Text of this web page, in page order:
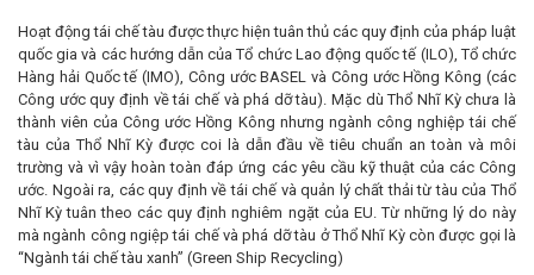
Hoạt động tái chế tàu được thực hiện tuân thủ các quy định của pháp luật
quốc gia và các hướng dẫn của Tổ chức Lao động quốc tế (ILO), Tổ chức
Hàng hải Quốc tế (IMO), Công ước BASEL và Công ước Hồng Kông (các
Công ước quy định về tái chế và phá dỡ tàu). Mặc dù Thổ Nhĩ Kỳ chưa là
thành viên của Công ước Hồng Kông nhưng ngành công nghiệp tái chế
tàu của Thổ Nhĩ Kỳ được coi là dẫn đầu về tiêu chuẩn an toàn và môi
trường và vì vậy hoàn toàn đáp ứng các yêu cầu kỹ thuật của các Công
ước. Ngoài ra, các quy định về tái chế và quản lý chất thải từ tàu của Thổ
Nhĩ Kỳ tuân theo các quy định nghiêm ngặt của EU. Từ những lý do này
mà ngành công ngiệp tái chế và phá dỡ tàu ở Thổ Nhĩ Kỳ còn được gọi là
“Ngành tái chế tàu xanh” (Green Ship Recycling)